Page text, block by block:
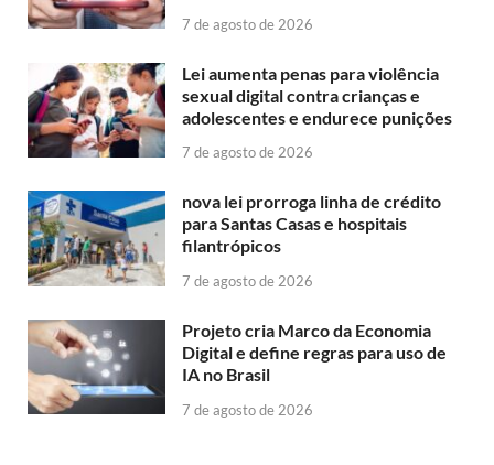
7 de agosto de 2026
Lei aumenta penas para violência
sexual digital contra crianças e
adolescentes e endurece punições
7 de agosto de 2026
nova lei prorroga linha de crédito
para Santas Casas e hospitais
filantrópicos
7 de agosto de 2026
Projeto cria Marco da Economia
Digital e define regras para uso de
IA no Brasil
7 de agosto de 2026